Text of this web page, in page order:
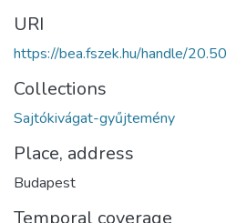
URI
https://bea.fszek.hu/handle/
Collections
Sajtókivágat-gyűjtemény
Place, address
Budapest
Temporal coverage